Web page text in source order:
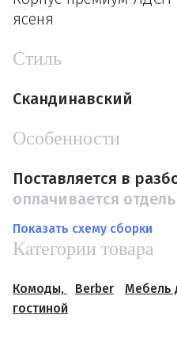
ясеня
Стиль
Скандинавский
Особенности
Поставляется в
оплачивается
Показать схему сборки
Категории товара
Комоды, Berber Мебель
гостиной